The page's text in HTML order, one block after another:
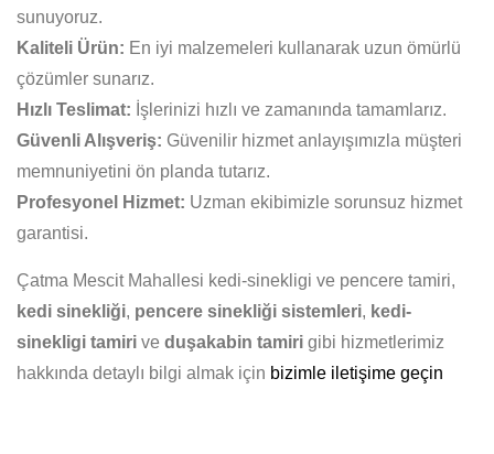
sunuyoruz.
Kaliteli Ürün: En iyi malzemeleri kullanarak uzun ömürlü
çözümler sunarız.
Hızlı Teslimat: İşlerinizi hızlı ve zamanında tamamlarız.
Güvenli Alışveriş: Güvenilir hizmet anlayışımızla müşteri
memnuniyetini ön planda tutarız.
Profesyonel Hizmet: Uzman ekibimizle sorunsuz hizmet
garantisi.
Çatma Mescit Mahallesi kedi-sinekligi ve pencere tamiri,
kedi sinekliği, pencere sinekliği sistemleri, kedi-
sinekligi tamiri ve duşakabin tamiri gibi hizmetlerimiz
hakkında detaylı bilgi almak için bizimle iletişime geçin